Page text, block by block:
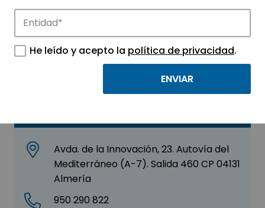
Avda. de la Innovación, 23. Autovía del
Mediterráneo (A-7). Salida 460 CP 04131
Almería
950 290 822
Fundación Tecnova
CENTROS TECNOLÓGICOS E I+D
He leído y acepto la política de privacidad.